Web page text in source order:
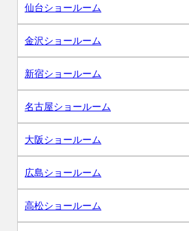
仙台ショールーム
金沢ショールーム
新宿ショールーム
名古屋ショールーム
大阪ショールーム
広島ショールーム
高松ショールーム